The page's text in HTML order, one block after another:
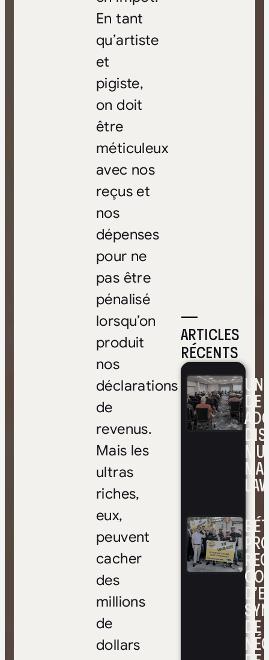
—
ARTICLES
RÉCENTS
DE
DE
En tant
qu’artiste
et
pigiste,
on doit
être
méticuleux
avec nos
reçus et
nos
dépenses
pour ne
pas être
pénalisé
lorsqu’on
produit
nos
déclarations
de
revenus.
Mais les
ultras
riches,
eux,
peuvent
cacher
des
millions
de
dollars